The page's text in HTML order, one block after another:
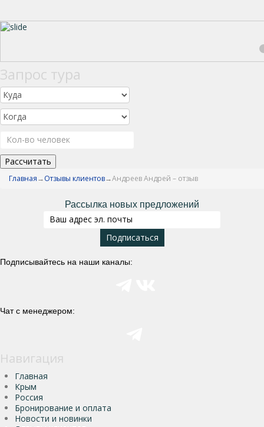
Запрос тура
Рассчитать
Главная Отзывы клиентов Андреев Андрей – отзыв
Рассылка новых предложений
Подписывайтесь на наши каналы:
Чат с менеджером:
Навигация
Главная
Крым
Россия
Бронирование и оплата
Новости и новинки